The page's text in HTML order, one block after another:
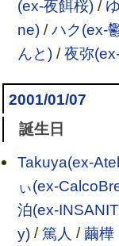
(ex-夜餌桜)/
ne)/ハク(ex-
んと)/夜弥
2001/01/07
誕生日
Takuya(ex-
ぃ(ex-
泊(ex-
y)/篤人 /繭樺